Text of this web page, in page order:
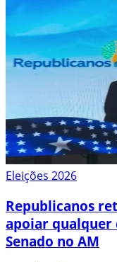
Eleições 2026
Republicanos
apoiar qualquer
Senado no AM